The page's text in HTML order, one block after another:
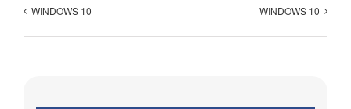
WINDOWS 10 WINDOWS 10